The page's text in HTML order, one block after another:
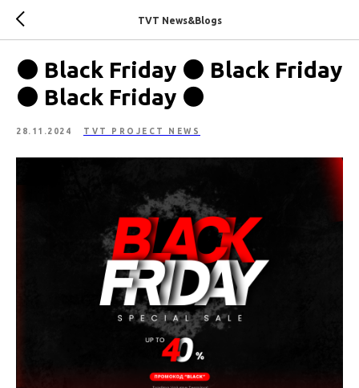
TVT News&Blogs
⚫️ Black Friday ⚫️ Black Friday
⚫️ Black Friday ⚫️
28.11.2024 TVT PROJECT NEWS